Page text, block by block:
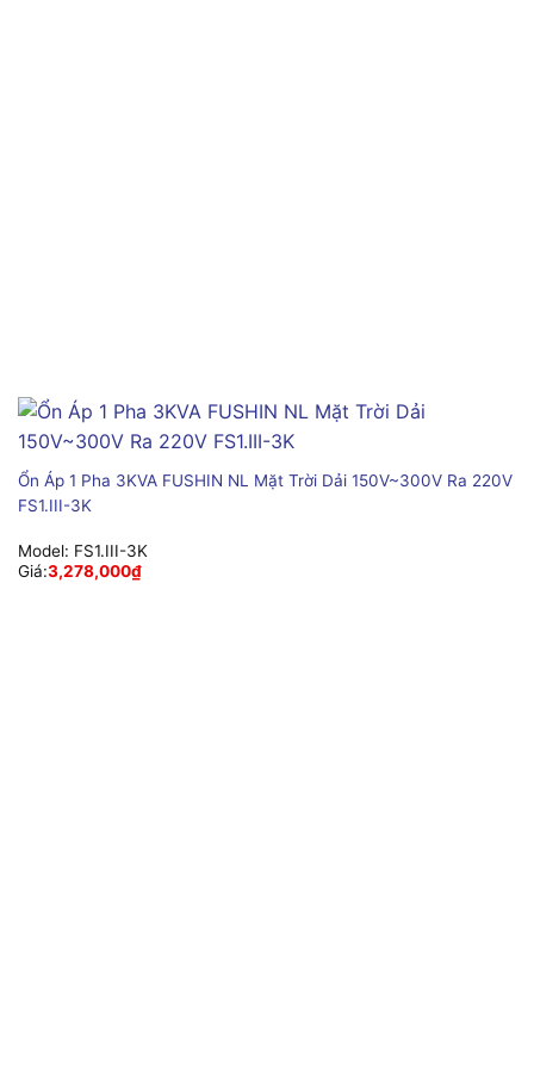
Ổn Áp 1 Pha 3KVA FUSHIN NL Mặt Trời Dải 150V~300V Ra 220V
FS1.III-3K
Model: FS1.III-3K
Giá:3,278,000₫